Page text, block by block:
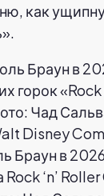
как
Браун в
‘n’